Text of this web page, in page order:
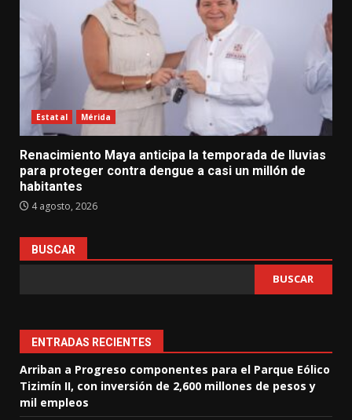
Estatal Mérida
Renacimiento Maya anticipa la temporada de lluvias
para proteger contra dengue a casi un millón de
habitantes
4 agosto, 2026
BUSCAR
BUSCAR
ENTRADAS RECIENTES
Arriban a Progreso componentes para el Parque Eólico
Tizimín II, con inversión de 2,600 millones de pesos y
mil empleos